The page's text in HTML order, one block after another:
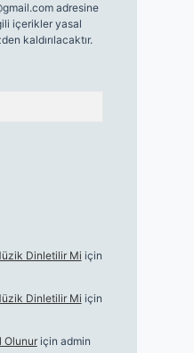
adresine
içerikler yasal
kaldırılacaktır.
Dinletilir Mi için
Dinletilir Mi için
Olunuriçin admin